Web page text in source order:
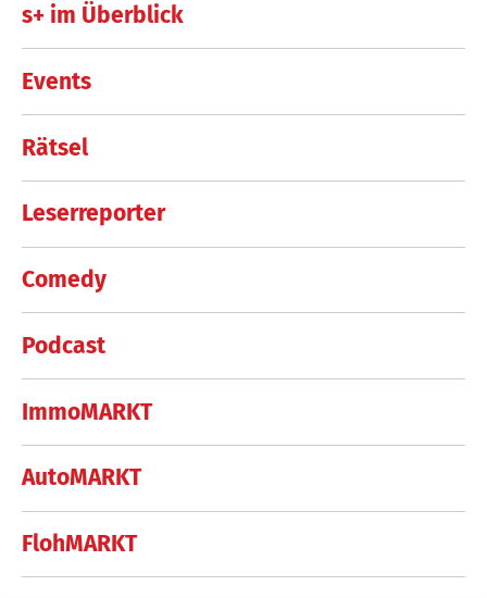
s+ im Überblick
Events
Rätsel
Leserreporter
Comedy
Podcast
ImmoMARKT
AutoMARKT
FlohMARKT